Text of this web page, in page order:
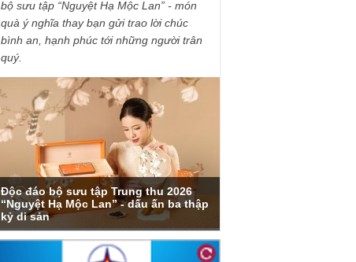
bộ sưu tập “Nguyệt Hạ Mộc Lan” - món
quà ý nghĩa thay bạn gửi trao lời chúc
bình an, hạnh phúc tới những người trân
quý.
Độc đáo bộ sưu tập Trung thu 2026
“Nguyệt Hạ Mộc Lan” - dấu ấn ba thập
kỷ di sản